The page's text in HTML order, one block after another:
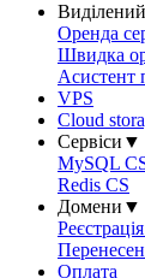
Оренда
Швидка
Асистент
VPS
Cloud
Сервіси ▼
MySQL
Redis CS
Домени ▼
Оплата